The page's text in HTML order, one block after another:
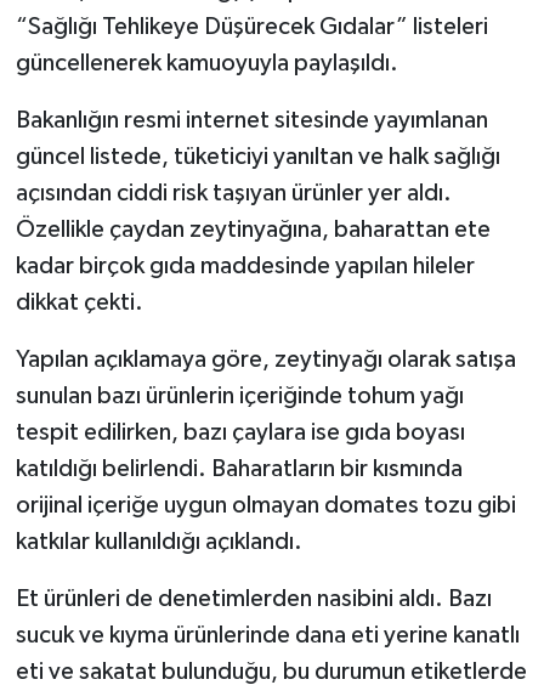
“Sağlığı Tehlikeye Düşürecek Gıdalar” listeleri
güncellenerek kamuoyuyla paylaşıldı.
Bakanlığın resmi internet sitesinde yayımlanan
güncel listede, tüketiciyi yanıltan ve halk sağlığı
açısından ciddi risk taşıyan ürünler yer aldı.
Özellikle çaydan zeytinyağına, baharattan ete
kadar birçok gıda maddesinde yapılan hileler
dikkat çekti.
Yapılan açıklamaya göre, zeytinyağı olarak satışa
sunulan bazı ürünlerin içeriğinde tohum yağı
tespit edilirken, bazı çaylara ise gıda boyası
katıldığı belirlendi. Baharatların bir kısmında
orijinal içeriğe uygun olmayan domates tozu gibi
katkılar kullanıldığı açıklandı.
Et ürünleri de denetimlerden nasibini aldı. Bazı
sucuk ve kıyma ürünlerinde dana eti yerine kanatlı
eti ve sakatat bulunduğu, bu durumun etiketlerde